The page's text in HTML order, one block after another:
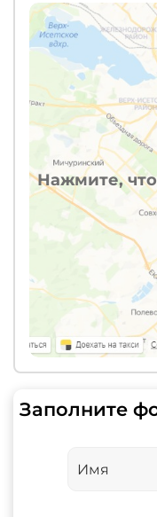
Нажмите,
Заполните